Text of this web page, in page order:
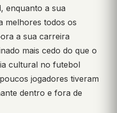
enquanto a sua
melhores todos os
a sua carreira
mais cedo do que o
cultural no futebol
jogadores tiveram
dentro e fora de